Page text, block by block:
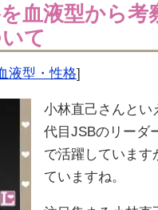
血液型から考
て
液型・性格]
小林直己さんとい
代目JSBのリーダ
で活躍しています
ていますね。